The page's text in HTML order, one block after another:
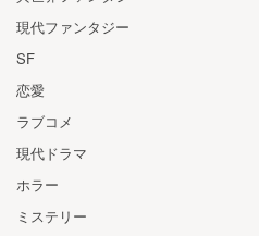
現代ファンタジー
SF
恋愛
ラブコメ
現代ドラマ
ホラー
ミステリー